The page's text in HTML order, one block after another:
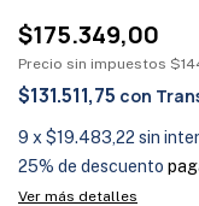
$175.349,00
Precio sin impuestos
$131.511,75 con
9 x $19.483,22 sin
25% de descuento
Ver más detalles